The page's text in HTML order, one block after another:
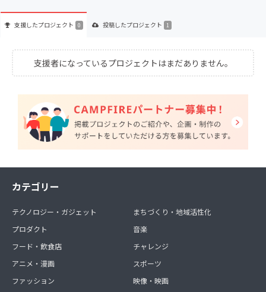
支援したプロジェクト 0 投稿したプロジェクト 1
支援者になっているプロジェクトはまだありません。
カテゴリー
テクノロジー・ガジェット
プロダクト
フード・飲食店
アニメ・漫画
ファッション
まちづくり・地域活性化
音楽
チャレンジ
スポーツ
映像・映画